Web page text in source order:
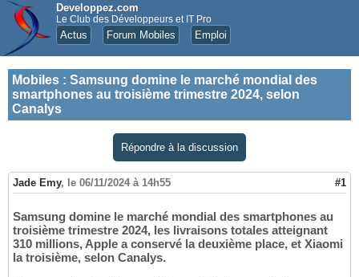
Developpez.com
Le Club des Développeurs et IT Pro
Actus Forum Mobiles Emploi
Mobiles : Samsung domine le marché mondial des
smartphones au troisième trimestre 2024, selon
Canalys
Répondre à la discussion
Jade Emy, le 06/11/2024 à 14h55 #1
Samsung domine le marché mondial des smartphones au
troisième trimestre 2024, les livraisons totales atteignant
310 millions, Apple a conservé la deuxième place, et Xiaomi
la troisième, selon Canalys.